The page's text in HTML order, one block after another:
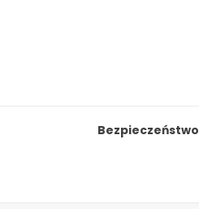
Bezpieczeństwo